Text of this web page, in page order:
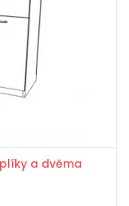
a dvěma